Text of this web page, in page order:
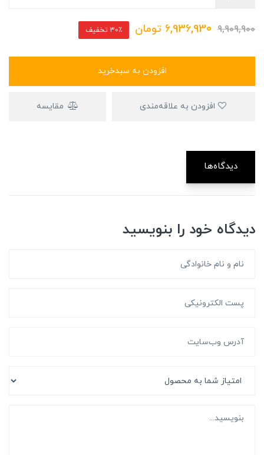
9,909,900
6,936,930 تومان 30٪ تخفیف
افزودن به سبدخرید
مقایسه
دیدگاه‌ها
دیدگاه خود را بنویسید